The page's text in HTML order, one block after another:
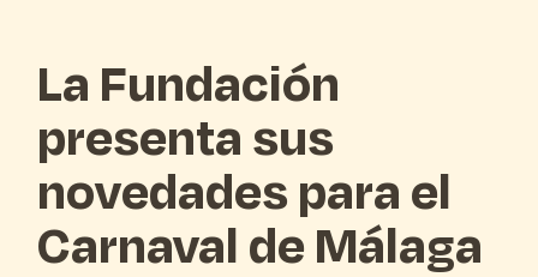
La Fundación
presenta sus
novedades para el
Carnaval de Málaga